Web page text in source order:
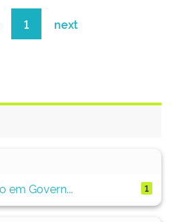
1 next
em Govern...
1